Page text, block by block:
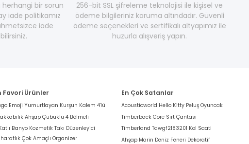
herhangi bir sorun
iade politikamız
iade
256-bit SSL şifreleme teknolojisi ile kişisel ve
ödeme bilgileriniz koruma altındadır. Güvenli
ödeme seçenekleri ve sertifikalı altyapımız ile
huzurla alışveriş yapın.
Favori Ürünler
Emoji Yumurtlayan Kurşun Kalem 4'lü
Ahşap Çubuklu 4 Bölmeli
Banyo Kozmetik Takı Düzenleyici
Çok Amaçlı Organizer
En Çok Satanlar
Acousticworld Hello Kitty Peluş Oyuncak
Timberback Core Sırt Çantası
Timberland Tdwgf2183201 Kol Saati
Ahşap Marin Deniz Feneri Dekoratif